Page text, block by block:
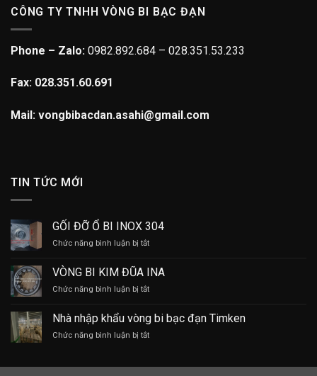
CÔNG TY TNHH VÒNG BI BẠC ĐẠN
Phone – Zalo: 0982.892.684 – 028.351.53.233
Fax: 028.351.60.691
Mail: vongbibacdan.asahi@gmail.com
TIN TỨC MỚI
GỐI ĐỠ Ổ BI INOX 304
Chức năng bình luận bị tắtở
ĐỠ
Ổ
BI
304
VÒNG BI KIM ĐŨA INA
Chức năng bình luận bị tắtở
BI
KIM
ĐŨA
Nhà nhập khẩu vòng bi bạc đạn Timken
Chức năng bình luận bị tắtở